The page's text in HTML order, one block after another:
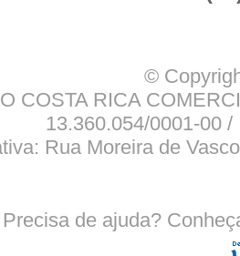
©
COSTA RICA
13.360.054/0001-00
Rua Moreira de
Precisa de ajuda?